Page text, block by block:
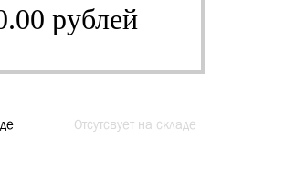
рублей
Отсутсвует на складе